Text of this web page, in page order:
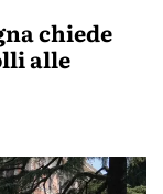
chiede
alle